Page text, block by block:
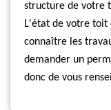
structure de votre
L'état de votre
connaître les
demander un
donc de vous